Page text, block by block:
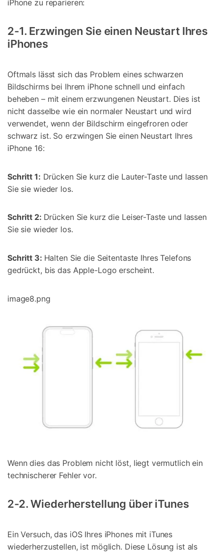
iPhone zu reparieren:
2-1. Erzwingen Sie einen Neustart Ihres
iPhones
Oftmals lässt sich das Problem eines schwarzen
Bildschirms bei Ihrem iPhone schnell und einfach
beheben – mit einem erzwungenen Neustart. Dies ist
nicht dasselbe wie ein normaler Neustart und wird
verwendet, wenn der Bildschirm eingefroren oder
schwarz ist. So erzwingen Sie einen Neustart Ihres
iPhone 16:
Schritt 1: Drücken Sie kurz die Lauter-Taste und lassen
Sie sie wieder los.
Schritt 2: Drücken Sie kurz die Leiser-Taste und lassen
Sie sie wieder los.
Schritt 3: Halten Sie die Seitentaste Ihres Telefons
gedrückt, bis das Apple-Logo erscheint.
image8.png
Wenn dies das Problem nicht löst, liegt vermutlich ein
technischerer Fehler vor.
2-2. Wiederherstellung über iTunes
Ein Versuch, das iOS Ihres iPhones mit iTunes
wiederherzustellen, ist möglich. Diese Lösung ist als